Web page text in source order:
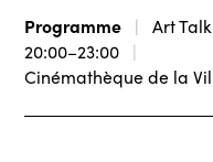
Programme Art
20:00–23:00
Cinémathèque de la